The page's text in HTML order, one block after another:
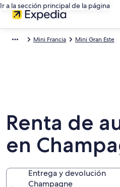
Ir a la sección principal de la página
Mini Francia Mini Gran Este
Renta de
en
Entrega y devolución
Champagne